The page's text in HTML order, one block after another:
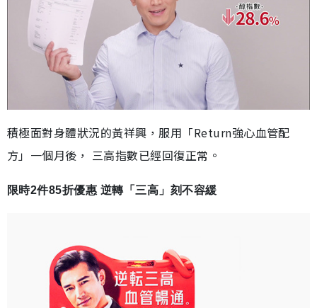
積極面對身體狀況的黃祥興，服用「Return強心血管配
方」一個月後， 三高指數已經回復正常。
限時2件85折優惠 逆轉「三高」刻不容緩